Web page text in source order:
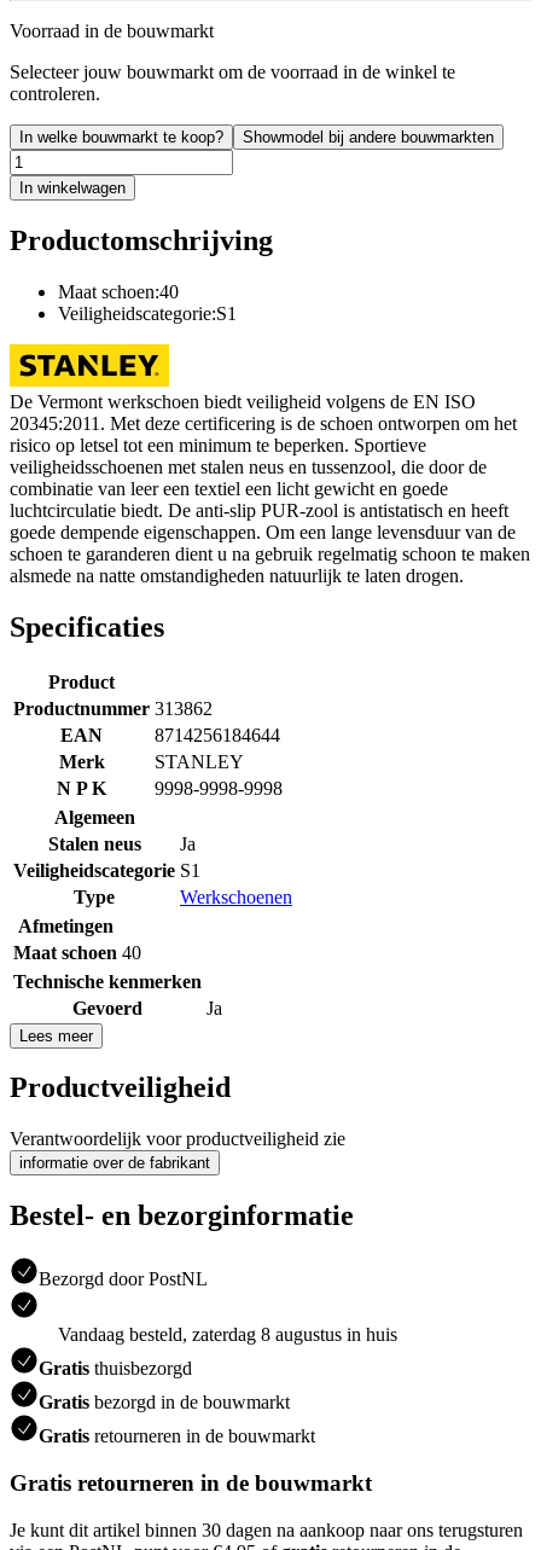
Voorraad in de bouwmarkt
Selecteer jouw bouwmarkt om de voorraad in de winkel te
controleren.
In welke bouwmarkt te koop? Showmodel bij andere bouwmarkten
In winkelwagen
Productomschrijving
Maat schoen:40
Veiligheidscategorie:S1
De Vermont werkschoen biedt veiligheid volgens de EN ISO
20345:2011. Met deze certificering is de schoen ontworpen om het
risico op letsel tot een minimum te beperken. Sportieve
veiligheidsschoenen met stalen neus en tussenzool, die door de
combinatie van leer een textiel een licht gewicht en goede
luchtcirculatie biedt. De anti-slip PUR-zool is antistatisch en heeft
goede dempende eigenschappen. Om een lange levensduur van de
schoen te garanderen dient u na gebruik regelmatig schoon te maken
alsmede na natte omstandigheden natuurlijk te laten drogen.
Specificaties
Product
Productnummer 313862
EAN
8714256184644
Merk
STANLEY
N P K
9998-9998-9998
Algemeen
Stalen neus
Ja
Veiligheidscategorie S1
Type
Werkschoenen
Afmetingen
Maat schoen 40
Technische kenmerken
Gevoerd
Ja
Lees meer
Productveiligheid
Verantwoordelijk voor productveiligheid zie
informatie over de fabrikant
Bestel- en bezorginformatie
Bezorgd door PostNL
Vandaag besteld, zaterdag 8 augustus in huis
Gratis thuisbezorgd
Gratis bezorgd in de bouwmarkt
Gratis retourneren in de bouwmarkt
Gratis retourneren in de bouwmarkt
Je kunt dit artikel binnen 30 dagen na aankoop naar ons terugsturen